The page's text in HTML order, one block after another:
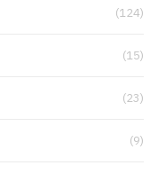
(124)
(15)
(23)
(9)